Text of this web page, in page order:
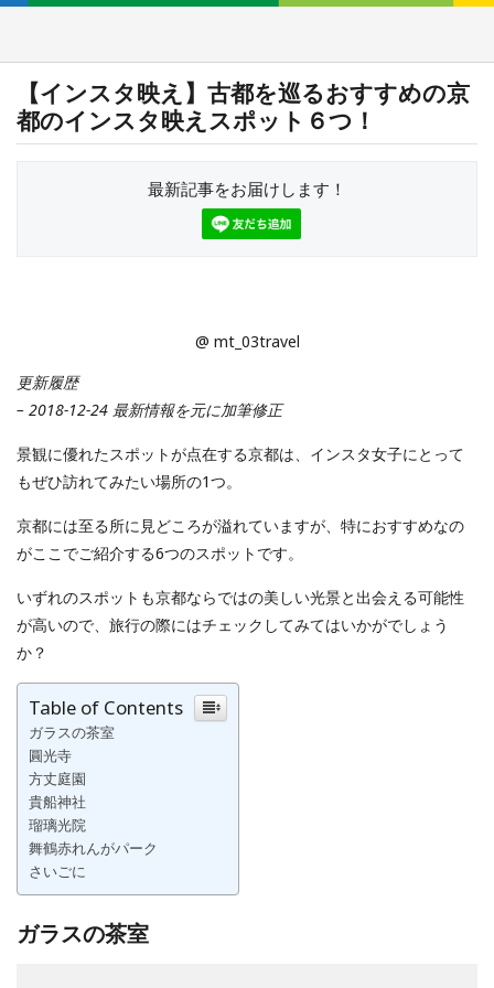
【インスタ映え】古都を巡るおすすめの京
都のインスタ映えスポット６つ！
最新記事をお届けします！
@ mt_03travel
更新履歴
– 2018-12-24 最新情報を元に加筆修正
景観に優れたスポットが点在する京都は、インスタ女子にとって
もぜひ訪れてみたい場所の1つ。
京都には至る所に見どころが溢れていますが、特におすすめなの
がここでご紹介する6つのスポットです。
いずれのスポットも京都ならではの美しい光景と出会える可能性
が高いので、旅行の際にはチェックしてみてはいかがでしょう
か？
Table of Contents
ガラスの茶室
圓光寺
方丈庭園
貴船神社
瑠璃光院
舞鶴赤れんがパーク
さいごに
ガラスの茶室